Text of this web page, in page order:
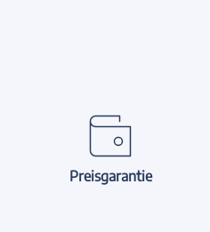
Preisgarantie